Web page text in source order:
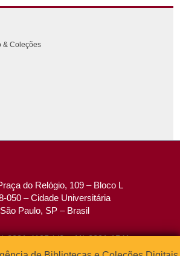
& Coleções
do Relógio, 109 – Bloco L
050 – Cidade Universitária
São Paulo, SP – Brasil
3091-4195 / (0xx11) 3091-1541
Fax: (0xx11) 3091-1567